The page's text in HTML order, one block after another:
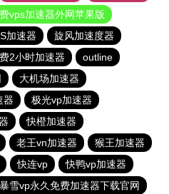
vps加速器外网苹果版
加速器
旋风加速度器
2小时加速器
outline
大机场加速器
器
极光vp加速器
快橙加速器
老王vn加速器
猴王加速器
快连vp
快鸭vp加速器
暴雪vp永久免费加速器下载官网